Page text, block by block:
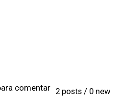
2 posts / 0 new
comentar